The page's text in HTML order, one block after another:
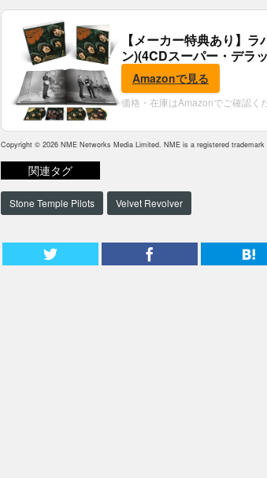
【メーカー特典あり】
ン)(4CDスーパー・デラ
典:B2ポスター付)
Amazonで見る
価格・在庫はAmazonでご確認く
Copyright © 2026 NME Networks Media Limited. NME is a registered
関連タグ
Stone Temple Pilots Velvet Revolver